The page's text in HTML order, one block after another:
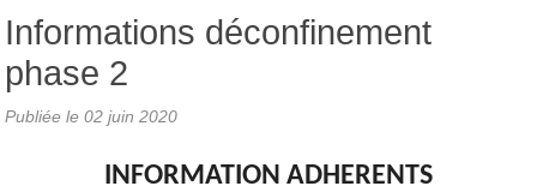
Informations déconfinement
phase 2
Publiée le 02 juin 2020
INFORMATION ADHERENTS